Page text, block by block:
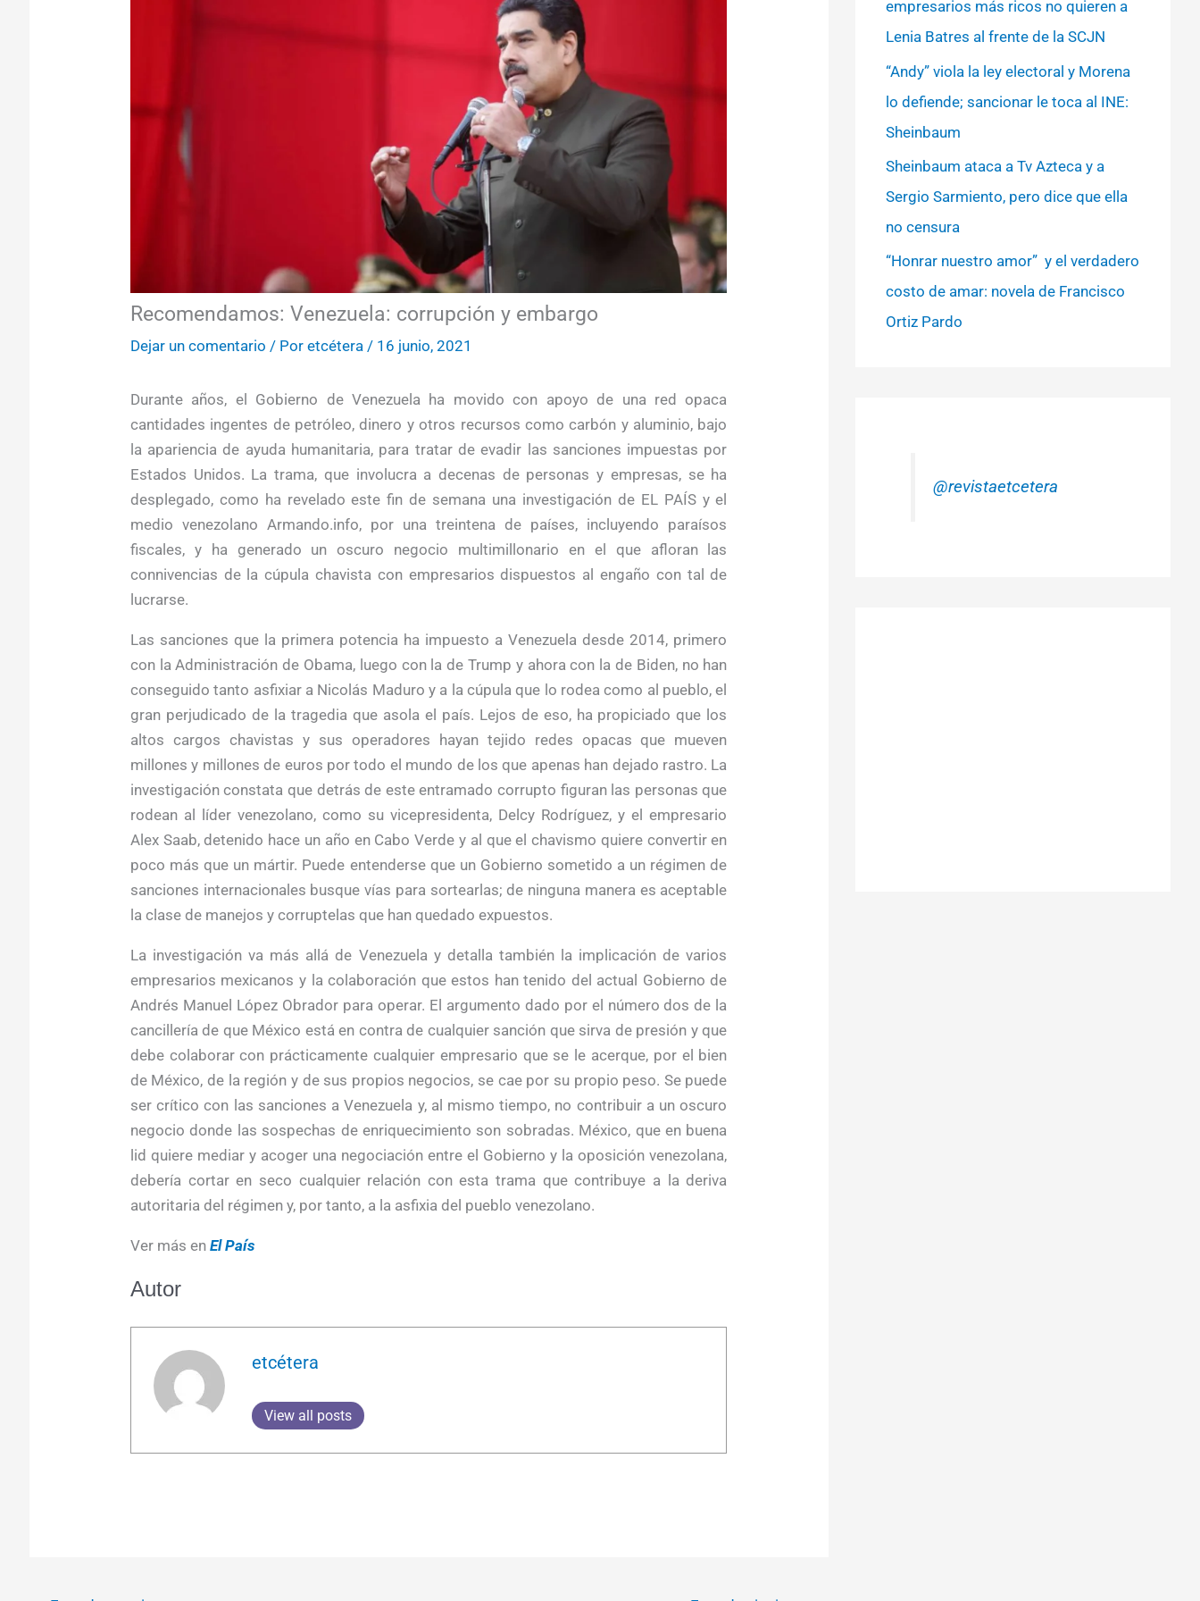
Recomendamos: Venezuela: corrupción y embargo
Dejar un comentario / Por etcétera / 16 junio, 2021
Durante años, el Gobierno de Venezuela ha movido con apoyo de una red opaca
cantidades ingentes de petróleo, dinero y otros recursos como carbón y aluminio, bajo
la apariencia de ayuda humanitaria, para tratar de evadir las sanciones impuestas por
Estados Unidos. La trama, que involucra a decenas de personas y empresas, se ha
desplegado, como ha revelado este fin de semana una investigación de EL PAÍS y el
medio venezolano Armando.info, por una treintena de países, incluyendo paraísos
fiscales, y ha generado un oscuro negocio multimillonario en el que afloran las
connivencias de la cúpula chavista con empresarios dispuestos al engaño con tal de
lucrarse.
Las sanciones que la primera potencia ha impuesto a Venezuela desde 2014, primero
con la Administración de Obama, luego con la de Trump y ahora con la de Biden, no han
conseguido tanto asfixiar a Nicolás Maduro y a la cúpula que lo rodea como al pueblo, el
gran perjudicado de la tragedia que asola el país. Lejos de eso, ha propiciado que los
altos cargos chavistas y sus operadores hayan tejido redes opacas que mueven
millones y millones de euros por todo el mundo de los que apenas han dejado rastro. La
investigación constata que detrás de este entramado corrupto figuran las personas que
rodean al líder venezolano, como su vicepresidenta, Delcy Rodríguez, y el empresario
Alex Saab, detenido hace un año en Cabo Verde y al que el chavismo quiere convertir en
poco más que un mártir. Puede entenderse que un Gobierno sometido a un régimen de
sanciones internacionales busque vías para sortearlas; de ninguna manera es aceptable
la clase de manejos y corruptelas que han quedado expuestos.
La investigación va más allá de Venezuela y detalla también la implicación de varios
empresarios mexicanos y la colaboración que estos han tenido del actual Gobierno de
Andrés Manuel López Obrador para operar. El argumento dado por el número dos de la
cancillería de que México está en contra de cualquier sanción que sirva de presión y que
debe colaborar con prácticamente cualquier empresario que se le acerque, por el bien
de México, de la región y de sus propios negocios, se cae por su propio peso. Se puede
ser crítico con las sanciones a Venezuela y, al mismo tiempo, no contribuir a un oscuro
negocio donde las sospechas de enriquecimiento son sobradas. México, que en buena
lid quiere mediar y acoger una negociación entre el Gobierno y la oposición venezolana,
debería cortar en seco cualquier relación con esta trama que contribuye a la deriva
autoritaria del régimen y, por tanto, a la asfixia del pueblo venezolano.
Ver más en El País
Autor
etcétera
View all posts
empresarios más ricos no quieren a
Lenia Batres al frente de la SCJN
“Andy” viola la ley electoral y Morena
lo defiende; sancionar le toca al INE:
Sheinbaum
Sheinbaum ataca a Tv Azteca y a
Sergio Sarmiento, pero dice que ella
no censura
“Honrar nuestro amor” y el verdadero
costo de amar: novela de Francisco
Ortiz Pardo
@revistaetcetera